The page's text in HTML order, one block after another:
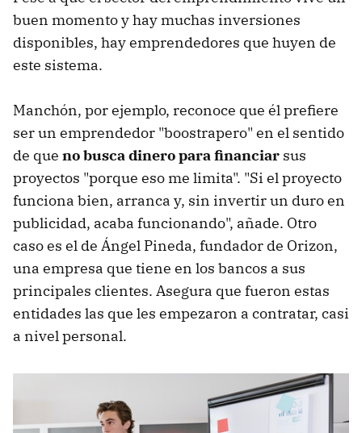
buen momento y hay muchas inversiones
disponibles, hay emprendedores que huyen de
este sistema.
Manchón, por ejemplo, reconoce que él prefiere
ser un emprendedor "boostrapero" en el sentido
de que no busca dinero para financiar sus
proyectos "porque eso me limita". "Si el proyecto
funciona bien, arranca y, sin invertir un duro en
publicidad, acaba funcionando", añade. Otro
caso es el de Ángel Pineda, fundador de Orizon,
una empresa que tiene en los bancos a sus
principales clientes. Asegura que fueron estas
entidades las que les empezaron a contratar, casi
a nivel personal.